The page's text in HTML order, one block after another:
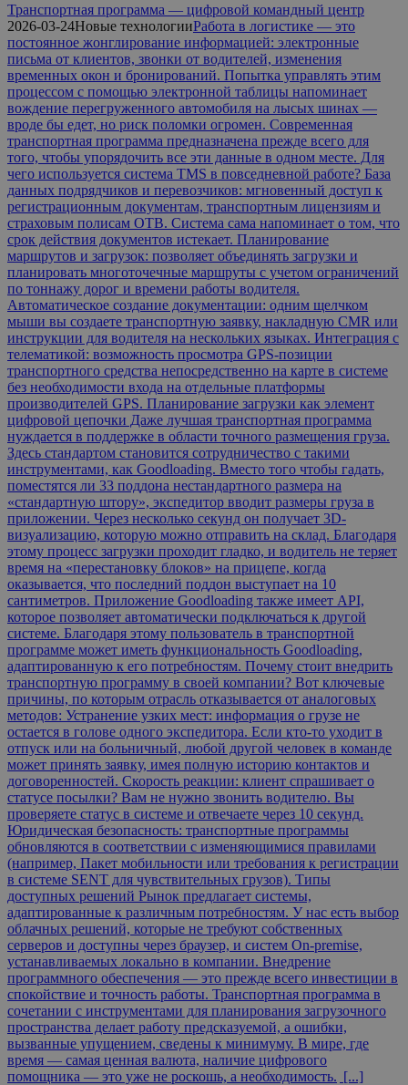
Транспортная программа — цифровой командный центр
2026-03-24Новые технологииРабота в логистике — это
постоянное жонглирование информацией: электронные
письма от клиентов, звонки от водителей, изменения
временных окон и бронирований. Попытка управлять этим
процессом с помощью электронной таблицы напоминает
вождение перегруженного автомобиля на лысых шинах —
вроде бы едет, но риск поломки огромен. Современная
транспортная программа предназначена прежде всего для
того, чтобы упорядочить все эти данные в одном месте. Для
чего используется система TMS в повседневной работе? База
данных подрядчиков и перевозчиков: мгновенный доступ к
регистрационным документам, транспортным лицензиям и
страховым полисам ОТВ. Система сама напоминает о том, что
срок действия документов истекает. Планирование
маршрутов и загрузок: позволяет объединять загрузки и
планировать многоточечные маршруты с учетом ограничений
по тоннажу дорог и времени работы водителя.
Автоматическое создание документации: одним щелчком
мыши вы создаете транспортную заявку, накладную CMR или
инструкции для водителя на нескольких языках. Интеграция с
телематикой: возможность просмотра GPS-позиции
транспортного средства непосредственно на карте в системе
без необходимости входа на отдельные платформы
производителей GPS. Планирование загрузки как элемент
цифровой цепочки Даже лучшая транспортная программа
нуждается в поддержке в области точного размещения груза.
Здесь стандартом становится сотрудничество с такими
инструментами, как Goodloading. Вместо того чтобы гадать,
поместятся ли 33 поддона нестандартного размера на
«стандартную штору», экспедитор вводит размеры груза в
приложении. Через несколько секунд он получает 3D-
визуализацию, которую можно отправить на склад. Благодаря
этому процесс загрузки проходит гладко, и водитель не теряет
время на «перестановку блоков» на прицепе, когда
оказывается, что последний поддон выступает на 10
сантиметров. Приложение Goodloading также имеет API,
которое позволяет автоматически подключаться к другой
системе. Благодаря этому пользователь в транспортной
программе может иметь функциональность Goodloading,
адаптированную к его потребностям. Почему стоит внедрить
транспортную программу в своей компании? Вот ключевые
причины, по которым отрасль отказывается от аналоговых
методов: Устранение узких мест: информация о грузе не
остается в голове одного экспедитора. Если кто-то уходит в
отпуск или на больничный, любой другой человек в команде
может принять заявку, имея полную историю контактов и
договоренностей. Скорость реакции: клиент спрашивает о
статусе посылки? Вам не нужно звонить водителю. Вы
проверяете статус в системе и отвечаете через 10 секунд.
Юридическая безопасность: транспортные программы
обновляются в соответствии с изменяющимися правилами
(например, Пакет мобильности или требования к регистрации
в системе SENT для чувствительных грузов). Типы
доступных решений Рынок предлагает системы,
адаптированные к различным потребностям. У нас есть выбор
облачных решений, которые не требуют собственных
серверов и доступны через браузер, и систем On-premise,
устанавливаемых локально в компании. Внедрение
программного обеспечения — это прежде всего инвестиции в
спокойствие и точность работы. Транспортная программа в
сочетании с инструментами для планирования загрузочного
пространства делает работу предсказуемой, а ошибки,
вызванные упущением, сведены к минимуму. В мире, где
время — самая ценная валюта, наличие цифрового
помощника — это уже не роскошь, а необходимость. [...]